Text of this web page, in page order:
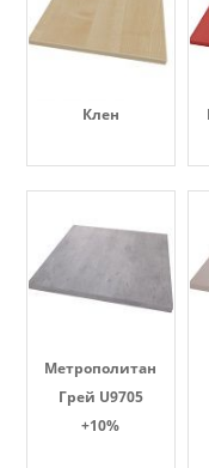
Клен
Метрополитан
Грей U9705
+10%